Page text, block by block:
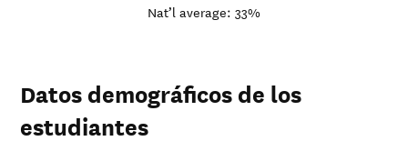
Nat’l average: 33%
Datos demográficos de los
estudiantes